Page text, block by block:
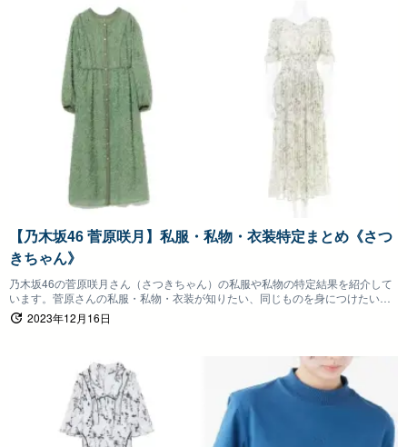
【乃木坂46 菅原咲月】私服・私物・衣装特定まとめ《さつ
きちゃん》
乃木坂46の菅原咲月さん（さつきちゃん）の私服や私物の特定結果を紹介して
います。菅原さんの私服・私物・衣装が知りたい、同じものを身につけたいフ
ァンの方は参考にしていただけると嬉しいです。
2023年12月16日